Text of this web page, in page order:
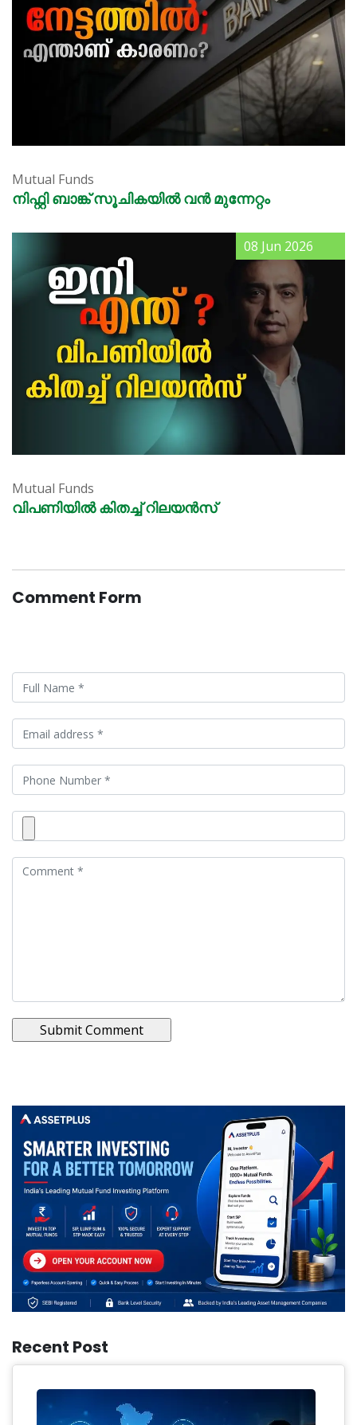
Mutual Funds
നിഫ്റ്റി ബാങ്ക് സൂചികയിൽ വൻ മുന്നേറ്റം
Mutual Funds
വിപണിയിൽ കിതച്ച് റിലയൻസ്
08 Jun 2026
Comment Form
Recent Post